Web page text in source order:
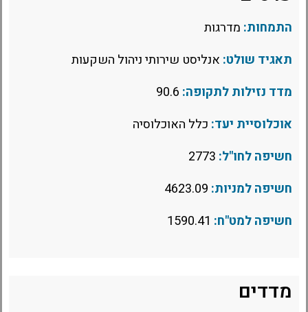
התמחות: מדרגות
תאגיד שולט: אנליסט שירותי ניהול השקעות
מדד נזילות לתקופה:
אוכלוסיית יעד: כלל האוכלוסיה
חשיפה לחו"ל:
חשיפה למניות:
חשיפה למט"ח:
מדדים